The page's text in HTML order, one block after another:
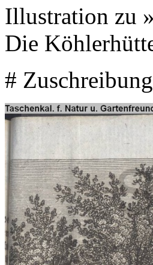
Illustration zu
Die
#